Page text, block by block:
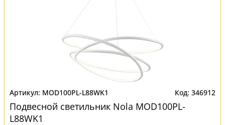
MOD100PL-L88WK1 346912
Подвесной светильник Nola MOD100PL-
L88WK1